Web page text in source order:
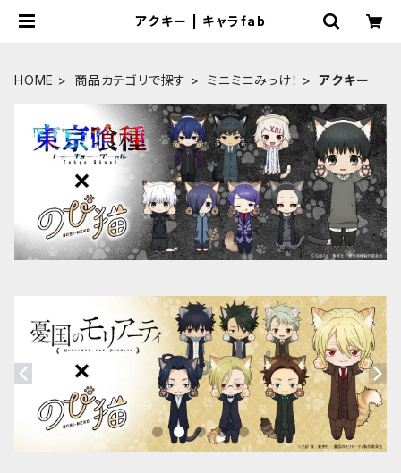
アクキー | キャラfab
HOME 商品カテゴリで探す ミニミニみっけ！ アクキー